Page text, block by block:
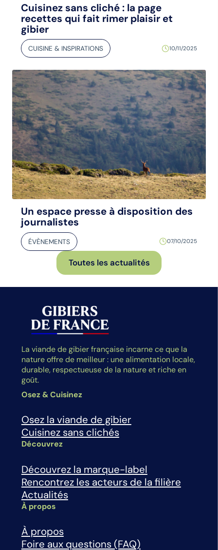
Cuisinez sans cliché : la page
recettes qui fait rimer plaisir et
gibier
CUISINE & INSPIRATIONS 10/11/2025
Un espace presse à disposition des
journalistes
ÉVÈNEMENTS 07/10/2025
Toutes les actualités
La viande de gibier française incarne ce que la
nature offre de meilleur : une alimentation locale,
durable, respectueuse de la nature et riche en
goût.
Osez & Cuisinez
Osez la viande de gibier
Cuisinez sans clichés
Découvrez
Découvrez la marque-label
Rencontrez les acteurs de la filière
Actualités
À propos
À propos
Foire aux questions (FAQ)